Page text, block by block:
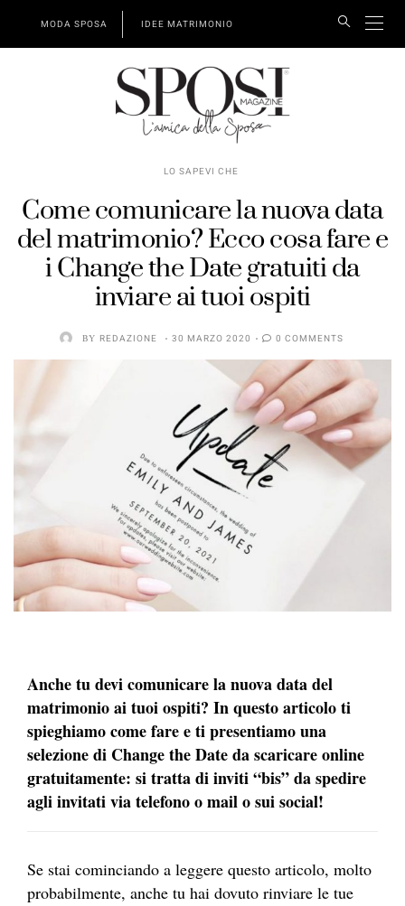
MODA SPOSA IDEE MATRIMONIO
LO SAPEVI CHE
Come comunicare la nuova data
del matrimonio? Ecco cosa fare e
i Change the Date gratuiti da
inviare ai tuoi ospiti
BY REDAZIONE 30 MARZO 2020 0 COMMENTS
Anche tu devi comunicare la nuova data del
matrimonio ai tuoi ospiti? In questo articolo ti
spieghiamo come fare e ti presentiamo una
selezione di Change the Date da scaricare online
gratuitamente: si tratta di inviti “bis” da spedire
agli invitati via telefono o mail o sui social!
Se stai cominciando a leggere questo articolo, molto
probabilmente, anche tu hai dovuto rinviare le tue